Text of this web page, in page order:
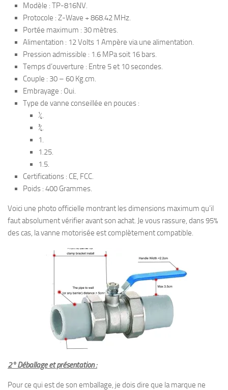
Modèle : TP-816NV.
Protocole : Z-Wave + 868.42 MHz.
Portée maximum : 30 mètres.
Alimentation : 12 Volts 1 Ampère via une alimentation.
Pression admissible : 1.6 MPa soit 16 bars.
Temps d’ouverture : Entre 5 et 10 secondes.
Couple : 30 – 60 Kg.cm.
Embrayage : Oui.
Type de vanne conseillée en pouces :
¼.
¾.
1.
1.25.
1.5.
Certifications : CE, FCC.
Poids : 400 Grammes.
Voici une photo officielle montrant les dimensions maximum qu’il
faut absolument vérifier avant son achat. Je vous rassure, dans 95%
des cas, la vanne motorisée est complètement compatible.
2° Déballage et présentation :
Pour ce qui est de son emballage, je dois dire que la marque ne